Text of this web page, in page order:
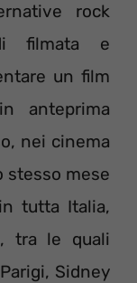
rock
filmata e
un film
anteprima
nei cinema
stesso mese
tutta Italia,
tra le quali
Sidney